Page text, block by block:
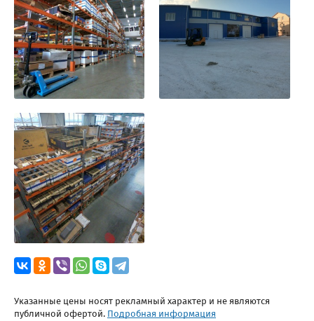
Указанные цены носят рекламный характер и не являются
публичной офертой. Подробная информация